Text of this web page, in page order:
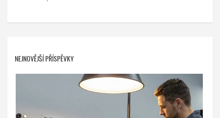
NEJNOVĚJŠÍ PŘÍSPĚVKY